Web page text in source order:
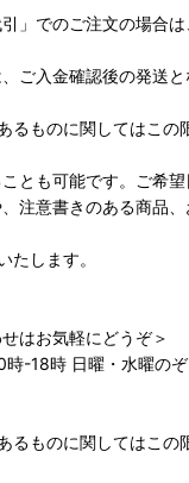
」でのご注文の場合
ご入金確認後の発送
ものに関してはこの
とも可能です。ご希
注意書きのある商品
たします。
はお気軽にどうぞ＞
時 日曜・水曜のぞ
ものに関してはこの